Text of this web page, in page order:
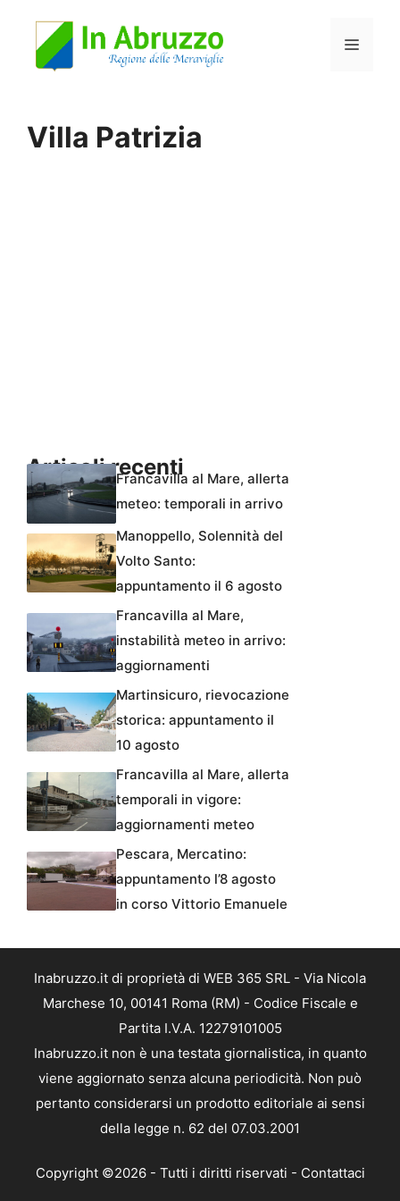
Menu
Villa Patrizia
Articoli recentiFrancavilla al Mare, allerta
meteo: temporali in arrivo
Manoppello, Solennità del
Volto Santo:
appuntamento il 6 agosto
Francavilla al Mare,
instabilità meteo in arrivo:
aggiornamenti
Martinsicuro, rievocazione
storica: appuntamento il
10 agosto
Francavilla al Mare, allerta
temporali in vigore:
aggiornamenti meteo
Pescara, Mercatino:
appuntamento l’8 agosto
in corso Vittorio Emanuele
Inabruzzo.it di proprietà di WEB 365 SRL - Via Nicola
Marchese 10, 00141 Roma (RM) - Codice Fiscale e
Partita I.V.A. 12279101005
Inabruzzo.it non è una testata giornalistica, in quanto
viene aggiornato senza alcuna periodicità. Non può
pertanto considerarsi un prodotto editoriale ai sensi
della legge n. 62 del 07.03.2001
Copyright ©2026 - Tutti i diritti riservati - Contattaci